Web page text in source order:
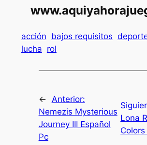
acción bajos requisitos
lucha rol
←
Anterior:
Nemezis Mysterious
Journey III Español
Pc
Lona
Colors